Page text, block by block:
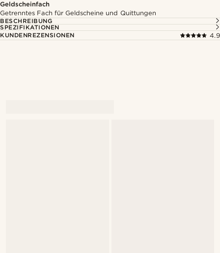
Geldscheinfach
Getrenntes Fach für Geldscheine und Quittungen
BESCHREIBUNG
SPEZIFIKATIONEN
KUNDENREZENSIONEN
4.9